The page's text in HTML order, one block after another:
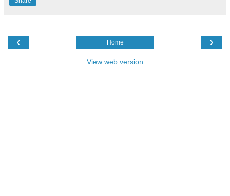
‹ ›
Home
View web version